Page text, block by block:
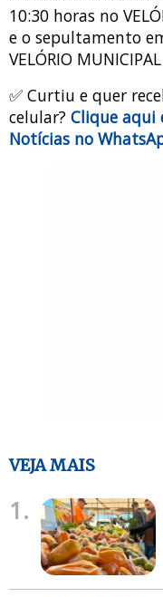
10:30 horas no
e o sepultamento
VELÓRIO
✅ Curtiu e quer
celular? Clique aqui
Notícias no
VEJA MAIS
1.